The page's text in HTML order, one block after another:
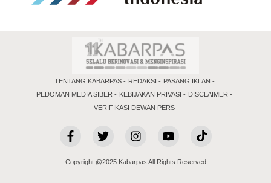
TENTANG KABARPAS REDAKSI
PASANG IKLAN
PEDOMAN MEDIA SIBER
KEBIJAKAN PRIVASI
DISCLAIMER
VERIFIKASI DEWAN PERS
Copyright @2025 Kabarpas All Rights Reserved